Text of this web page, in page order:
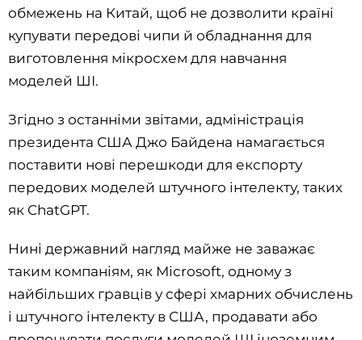
обмежень на Китай, щоб не дозволити країні
купувати передові чипи й обладнання для
виготовлення мікросхем для навчання
моделей ШІ.
Згідно з останніми звітами, адміністрація
президента США Джо Байдена намагається
поставити нові перешкоди для експорту
передових моделей штучного інтелекту, таких
як ChatGPT.
Нині державний нагляд майже не заважає
таким компаніям, як Microsoft, одному з
найбільших гравців у сфері хмарних обчислень
і штучного інтелекту в США, продавати або